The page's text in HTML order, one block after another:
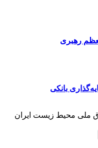
رهبری
بانکی
ملی محیط زیست ایران